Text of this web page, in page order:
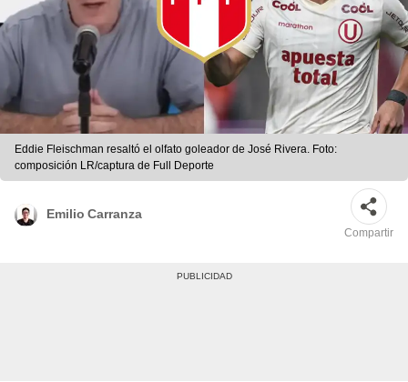
Eddie Fleischman resaltó el olfato goleador de José Rivera. Foto:
composición LR/captura de Full Deporte
Emilio Carranza
Compartir